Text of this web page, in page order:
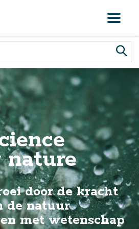
nature
door de kracht
de natuur
met wetenschap